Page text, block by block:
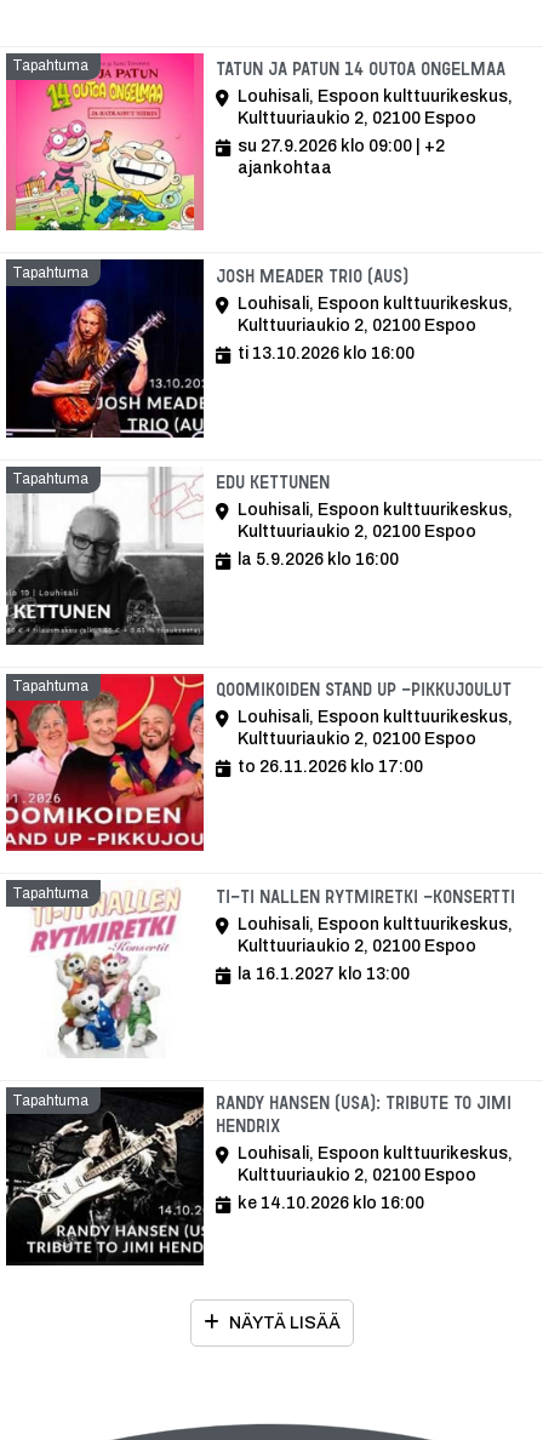
Tapahtuma Tatun ja Patun 14 outoa ongelmaa
Louhisali, Espoon kulttuurikeskus,
Kulttuuriaukio 2, 02100 Espoo
su 27.9.2026 klo 09:00 | +2
ajankohtaa
Tapahtuma Josh Meader Trio (AUS)Tapahtuma
Louhisali, Espoon kulttuurikeskus,
Kulttuuriaukio 2, 02100 Espoo
ti 13.10.2026 klo 16:00
Tapahtuma Edu KettunenTapahtuma
Louhisali, Espoon kulttuurikeskus,
Kulttuuriaukio 2, 02100 Espoo
la 5.9.2026 klo 16:00
Tapahtuma Qoomikoiden STAND UP -pikkujoulut
Louhisali, Espoon kulttuurikeskus,
Kulttuuriaukio 2, 02100 Espoo
to 26.11.2026 klo 17:00
Tapahtuma Ti-Ti Nallen Rytmiretki -konsertti
Louhisali, Espoon kulttuurikeskus,
Kulttuuriaukio 2, 02100 Espoo
la 16.1.2027 klo 13:00
Tapahtuma
Randy Hansen (USA): Tribute to Jimi
Hendrix
Louhisali, Espoon kulttuurikeskus,
Kulttuuriaukio 2, 02100 Espoo
ke 14.10.2026 klo 16:00
NÄYTÄ LISÄÄ